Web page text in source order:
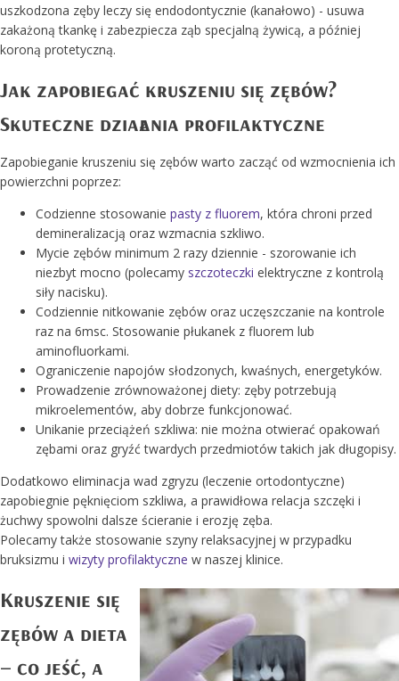
uszkodzona zęby leczy się endodontycznie (kanałowo) - usuwa
zakażoną tkankę i zabezpiecza ząb specjalną żywicą, a później
koroną protetyczną.
Jak zapobiegać kruszeniu się zębów?
Skuteczne działania profilaktyczne
Zapobieganie kruszeniu się zębów warto zacząć od wzmocnienia ich
powierzchni poprzez:
Codzienne stosowanie pasty z fluorem, która chroni przed
demineralizacją oraz wzmacnia szkliwo.
Mycie zębów minimum 2 razy dziennie - szorowanie ich
niezbyt mocno (polecamy szczoteczki elektryczne z kontrolą
siły nacisku).
Codziennie nitkowanie zębów oraz uczęszczanie na kontrole
raz na 6msc. Stosowanie płukanek z fluorem lub
aminofluorkami.
Ograniczenie napojów słodzonych, kwaśnych, energetyków.
Prowadzenie zrównoważonej diety: zęby potrzebują
mikroelementów, aby dobrze funkcjonować.
Unikanie przeciążeń szkliwa: nie można otwierać opakowań
zębami oraz gryźć twardych przedmiotów takich jak długopisy.
Dodatkowo eliminacja wad zgryzu (leczenie ortodontyczne)
zapobiegnie pęknięciom szkliwa, a prawidłowa relacja szczęki i
żuchwy spowolni dalsze ścieranie i erozję zęba.
Polecamy także stosowanie szyny relaksacyjnej w przypadku
bruksizmu i wizyty profilaktyczne w naszej klinice.
Kruszenie się
zębów a dieta
– co jeść, a